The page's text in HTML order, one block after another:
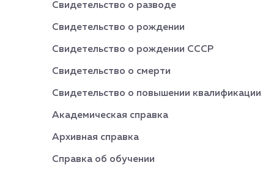
Свидетельство о разводе
Свидетельство о рождении
Свидетельство о рождении СССР
Свидетельство о смерти
Свидетельство о повышении квалификации
Академическая справка
Архивная справка
Справка об обучении